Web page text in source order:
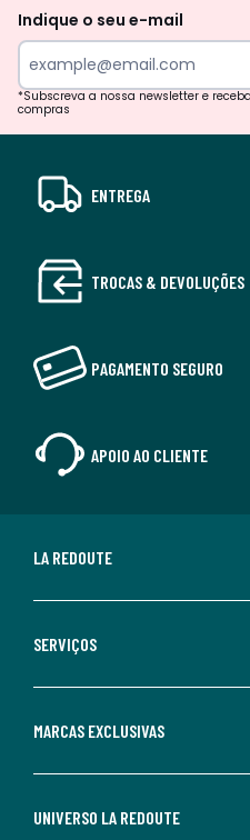
Indique o seu e-mail
*Subscreva a nossa newsletter e
compras
ENTREGA
TROCAS & DEVOLUÇÕES
PAGAMENTO SEGURO
APOIO AO CLIENTE
LA REDOUTE
SERVIÇOS
MARCAS EXCLUSIVAS
UNIVERSO LA REDOUTE